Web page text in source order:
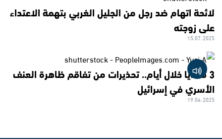
لائحة اتهام ضد رجل من الجليل الغربي بتهمة الاعتداء
على زوجته
15.07.2025
3 قضايا خلال أيام.. تحذيرات من تفاقم ظاهرة العنف
الأسري في إسرائيل
19.06.2025